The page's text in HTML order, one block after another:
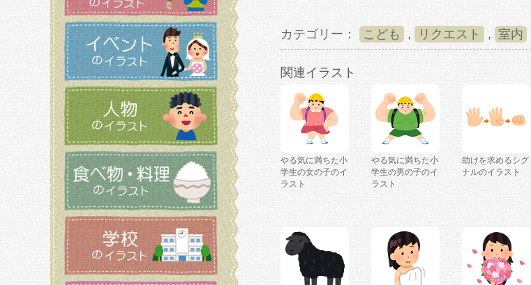
カテゴリー： こども , リクエスト , 室内
関連イラスト
やる気に満ちた小
学生の女の子のイ
ラスト
やる気に満ちた小
学生の男の子のイ
ラスト
助けを求めるシグ
ナルのイラスト